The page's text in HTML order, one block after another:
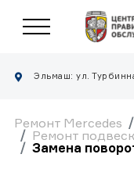
Эльмаш: ул.
Ремонт Mercedes
Ремонт
Замена